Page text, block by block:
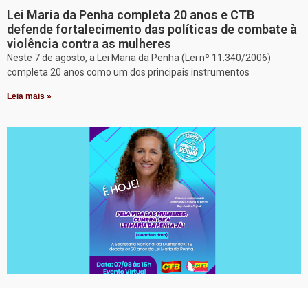
Lei Maria da Penha completa 20 anos e CTB
defende fortalecimento das políticas de combate à
violência contra as mulheres
Neste 7 de agosto, a Lei Maria da Penha (Lei nº 11.340/2006)
completa 20 anos como um dos principais instrumentos
Leia mais »